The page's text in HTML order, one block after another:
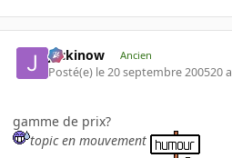
jackinow Ancien
Posté(e) le 20 septembre 200520 a
gamme de prix?
topic en mouvement